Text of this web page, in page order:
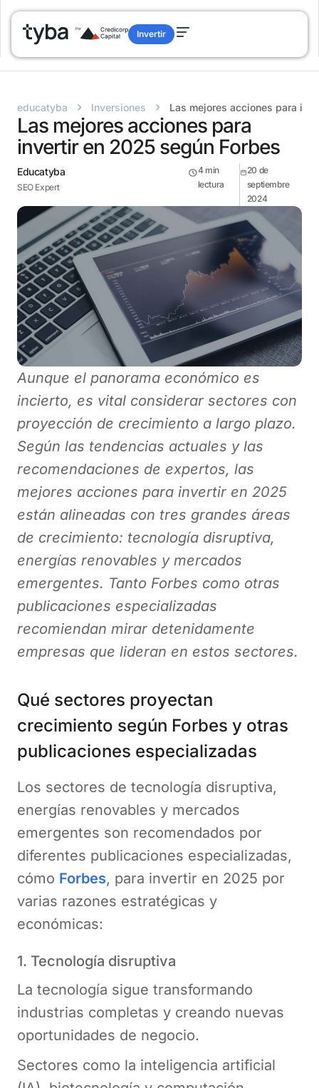
Invertir
educatyba › Inversiones › Las mejores acciones para
Las mejores acciones para
invertir en 2025 según Forbes
Educatyba
SEO Expert
4 min
lectura
20 de
septiembre
2024
Aunque el panorama económico es
incierto, es vital considerar sectores con
proyección de crecimiento a largo plazo.
Según las tendencias actuales y las
recomendaciones de expertos, las
mejores acciones para invertir en 2025
están alineadas con tres grandes áreas
de crecimiento: tecnología disruptiva,
energías renovables y mercados
emergentes. Tanto Forbes como otras
publicaciones especializadas
recomiendan mirar detenidamente
empresas que lideran en estos sectores.
Qué sectores proyectan
crecimiento según Forbes y otras
publicaciones especializadas
Los sectores de tecnología disruptiva,
energías renovables y mercados
emergentes son recomendados por
diferentes publicaciones especializadas,
cómo Forbes, para invertir en 2025 por
varias razones estratégicas y
económicas:
1. Tecnología disruptiva
La tecnología sigue transformando
industrias completas y creando nuevas
oportunidades de negocio.
Sectores como la inteligencia artificial